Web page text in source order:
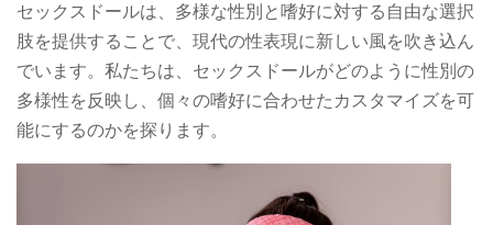
セックスドールは、多様な性別と嗜好に対する自由な選択
肢を提供することで、現代の性表現に新しい風を吹き込ん
でいます。私たちは、セックスドールがどのように性別の
多様性を反映し、個々の嗜好に合わせたカスタマイズを可
能にするのかを探ります。